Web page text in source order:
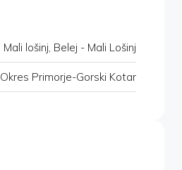
Mali lošinj, Belej - Mali Lošinj
Okres Primorje-Gorski Kotar